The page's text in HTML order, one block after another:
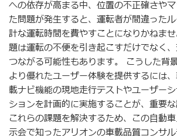
への依存が高まる中、位置の不正確さや
た問題が発生すると、運転者が間違った
計な運転時間を費やすことになりかねま
題は運転の不便を引き起こすだけでなく
つながる可能性もあります。 こうした背
より優れたユーザー体験を提供するには
載ナビ機能の現地走行テストやユーザー
ションを計画的に実施することが、重要な
これらの課題を解決するため、この自動
示会で知ったアリオンの車載品質コンサ